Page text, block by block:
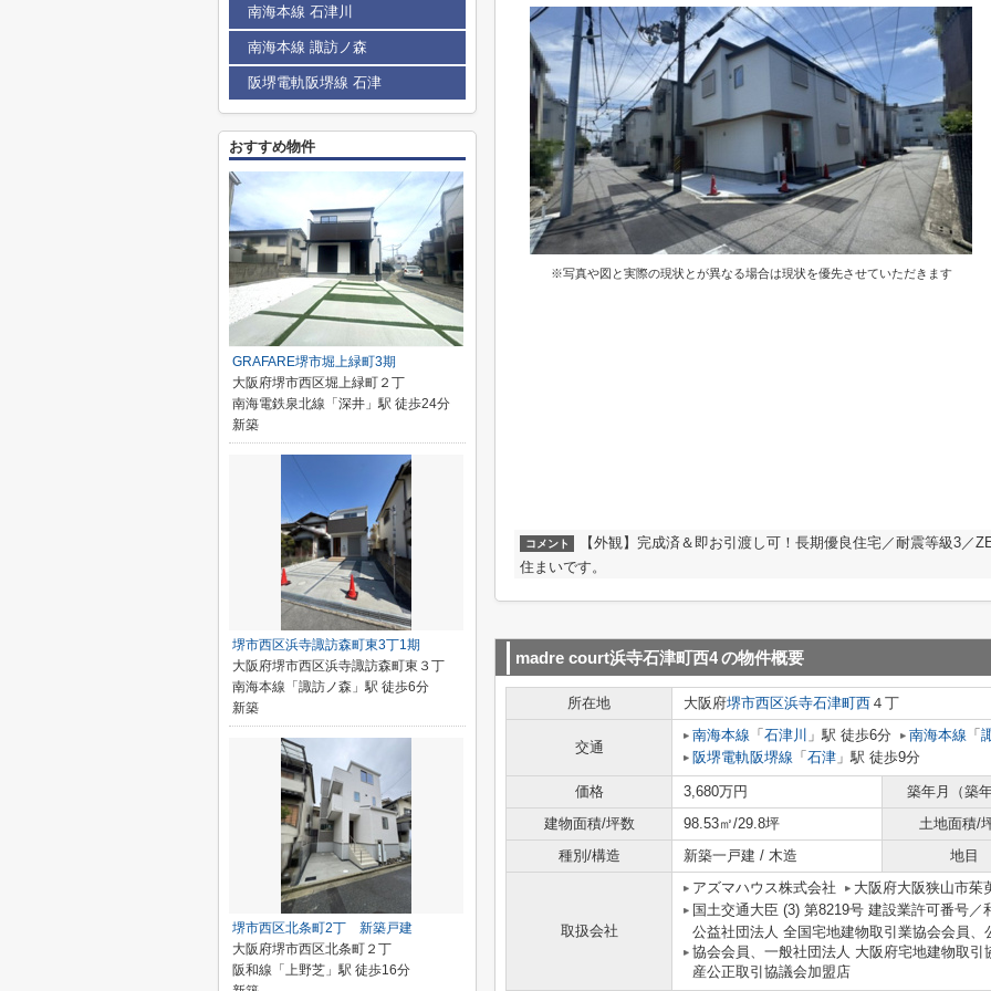
※写真や図と実際の現状とが異なる場合は現状を優先させていただきます
コメント
【外観】完成済＆即お引渡し可！長期優良住宅／耐震等級3／
住まいです。
madre court浜寺石津町西4の物件概要
所在地 大阪府堺市西区浜寺石津町西 ４丁
交通
南海本線 「 石津川 」駅 徒歩6分 南海本線 「
阪堺電軌阪堺線 「 石津 」駅 徒歩9分
価格 3,680万円
築年月（築
建物面積/坪数
98.53㎡/29.8坪
土地面積/
種別/構造
新築一戸建 / 木造 地目
取扱会社
アズマハウス株式会社
大阪府大阪狭山市茱
国土交通大臣 (3) 第8219号 建設業許可番号／
公益社団法人 全国宅地建物取引業協会会員
協会会員、一般社団法人 大阪府宅地建物取
産公正取引協議会加盟店
南海本線 石津川
南海本線 諏訪ノ森
阪堺電軌阪堺線 石津
おすすめ物件
GRAFARE堺市堀上緑町3期
大阪府堺市西区堀上緑町２丁
南海電鉄泉北線「深井」駅 徒歩24分
新築
堺市西区浜寺諏訪森町東3丁1期
大阪府堺市西区浜寺諏訪森町東３丁
南海本線「諏訪ノ森」駅 徒歩6分
新築
堺市西区北条町2丁 新築戸建
大阪府堺市西区北条町２丁
阪和線「上野芝」駅 徒歩16分